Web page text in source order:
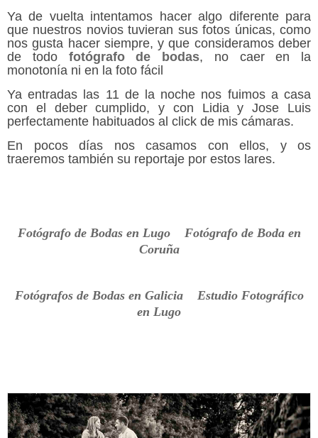
Ya de vuelta intentamos hacer algo diferente para
que nuestros novios tuvieran sus fotos únicas, como
nos gusta hacer siempre, y que consideramos deber
de todo fotógrafo de bodas, no caer en la
monotonía ni en la foto fácil
Ya entradas las 11 de la noche nos fuimos a casa
con el deber cumplido, y con Lidia y Jose Luis
perfectamente habituados al click de mis cámaras.
En pocos días nos casamos con ellos, y os
traeremos también su reportaje por estos lares.
Fotógrafo de Bodas en Lugo Fotógrafo de Boda en
Coruña
Fotógrafos de Bodas en Galicia Estudio Fotográfico
en Lugo